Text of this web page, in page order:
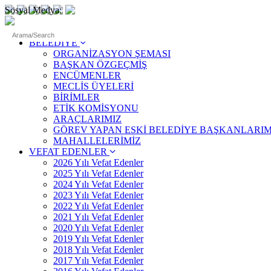
Sosyal Medya:
ANASAYFA
BELEDİYE
ORGANİZASYON ŞEMASI
BAŞKAN ÖZGEÇMİŞ
ENCÜMENLER
MECLİS ÜYELERİ
BİRİMLER
ETİK KOMİSYONU
ARAÇLARIMIZ
GÖREV YAPAN ESKİ BELEDİYE
MAHALLELERİMİZ
VEFAT EDENLER
2026 Yılı Vefat Edenler
2025 Yılı Vefat Edenler
2024 Yılı Vefat Edenler
2023 Yılı Vefat Edenler
2022 Yılı Vefat Edenler
2021 Yılı Vefat Edenler
2020 Yılı Vefat Edenler
2019 Yılı Vefat Edenler
2018 Yılı Vefat Edenler
2017 Yılı Vefat Edenler